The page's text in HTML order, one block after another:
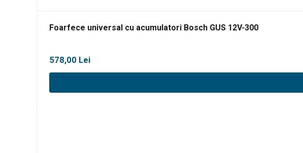
Foarfece universal cu acumulatori Bosch GUS 12V-300
578,00 Lei